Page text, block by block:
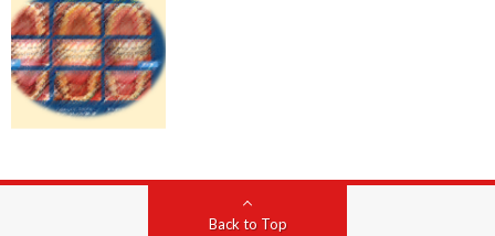
Back to Top